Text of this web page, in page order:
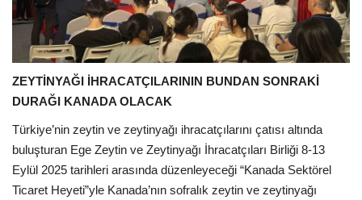
ZEYTİNYAĞI İHRACATÇILARININ BUNDAN SONRAKİ
DURAĞI KANADA OLACAK
Türkiye’nin zeytin ve zeytinyağı ihracatçılarını çatısı altında
buluşturan Ege Zeytin ve Zeytinyağı İhracatçıları Birliği 8-13
Eylül 2025 tarihleri arasında düzenleyeceği “Kanada Sektörel
Ticaret Heyeti”yle Kanada’nın sofralık zeytin ve zeytinyağı